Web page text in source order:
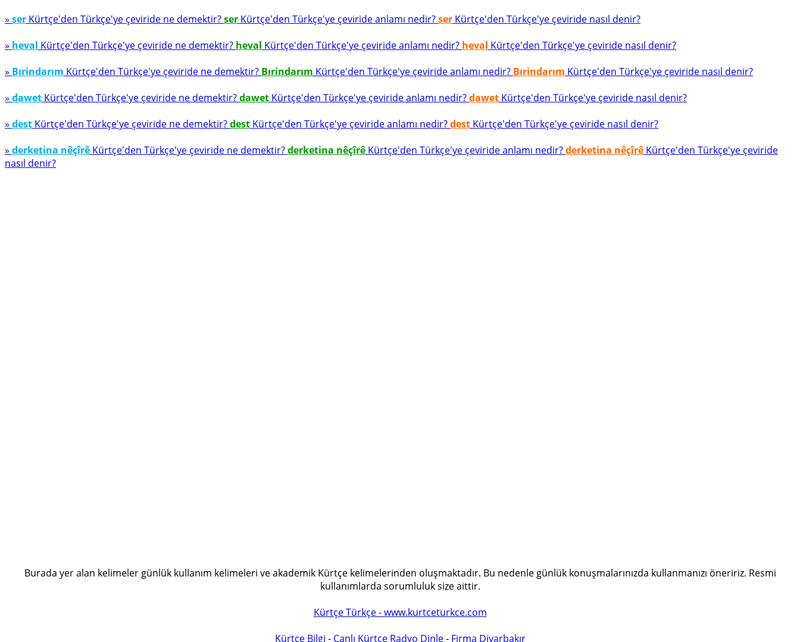
» ser Kürtçe'den Türkçe'ye çeviride ne demektir?ser Kürtçe'den Türkçe'ye çeviride anlamı nedir?ser Kürtçe'den Türkçe'ye çeviride nasıl denir?
» heval Kürtçe'den Türkçe'ye çeviride ne demektir? heval Kürtçe'den Türkçe'ye çeviride anlamı nedir? heval Kürtçe'den Türkçe'ye çeviride nasıl denir?
» Bırindarım Kürtçe'den Türkçe'ye çeviride ne demektir? Bırindarım Kürtçe'den Türkçe'ye çeviride anlamı nedir? Bırindarım Kürtçe'den Türkçe'ye çeviride nasıl denir?
» dawet Kürtçe'den Türkçe'ye çeviride ne demektir?dawet Kürtçe'den Türkçe'ye çeviride anlamı nedir?dawet Kürtçe'den Türkçe'ye çeviride nasıl denir?
» dest Kürtçe'den Türkçe'ye çeviride ne demektir?dest Kürtçe'den Türkçe'ye çeviride anlamı nedir?dest Kürtçe'den Türkçe'ye çeviride nasıl denir?
» derketina nêçîrê Kürtçe'den Türkçe'ye çeviride ne demektir?derketina nêçîrê Kürtçe'den Türkçe'ye çeviride anlamı nedir?derketina nêçîrê Kürtçe'den Türkçe'ye çeviride
nasıl denir?
Burada yer alan kelimeler günlük kullanım kelimeleri ve akademik Kürtçe kelimelerinden oluşmaktadır. Bu nedenle günlük konuşmalarınızda kullanmanızı öneririz. Resmi
kullanımlarda sorumluluk size aittir.
Kürtçe Türkçe - www.kurtceturkce.com
Kürtçe Bilgi - Canlı Kürtçe Radyo Dinle- Firma Diyarbakır